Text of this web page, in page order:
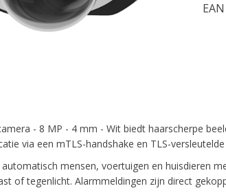
EAN
- 8 MP - 4 mm - Wit biedt haarscherpe
via een mTLS-handshake en TLS-
mensen, voertuigen en huisdieren
of tegenlicht. Alarmmeldingen zijn direct